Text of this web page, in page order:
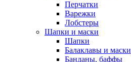
Перчатки
Варежки
Лобстеры
Шапки и маски
Шапки
Балаклавы и маски
Банданы, баффы